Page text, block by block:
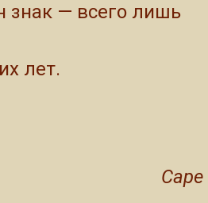
знак — всего лишь
лет.
Саре